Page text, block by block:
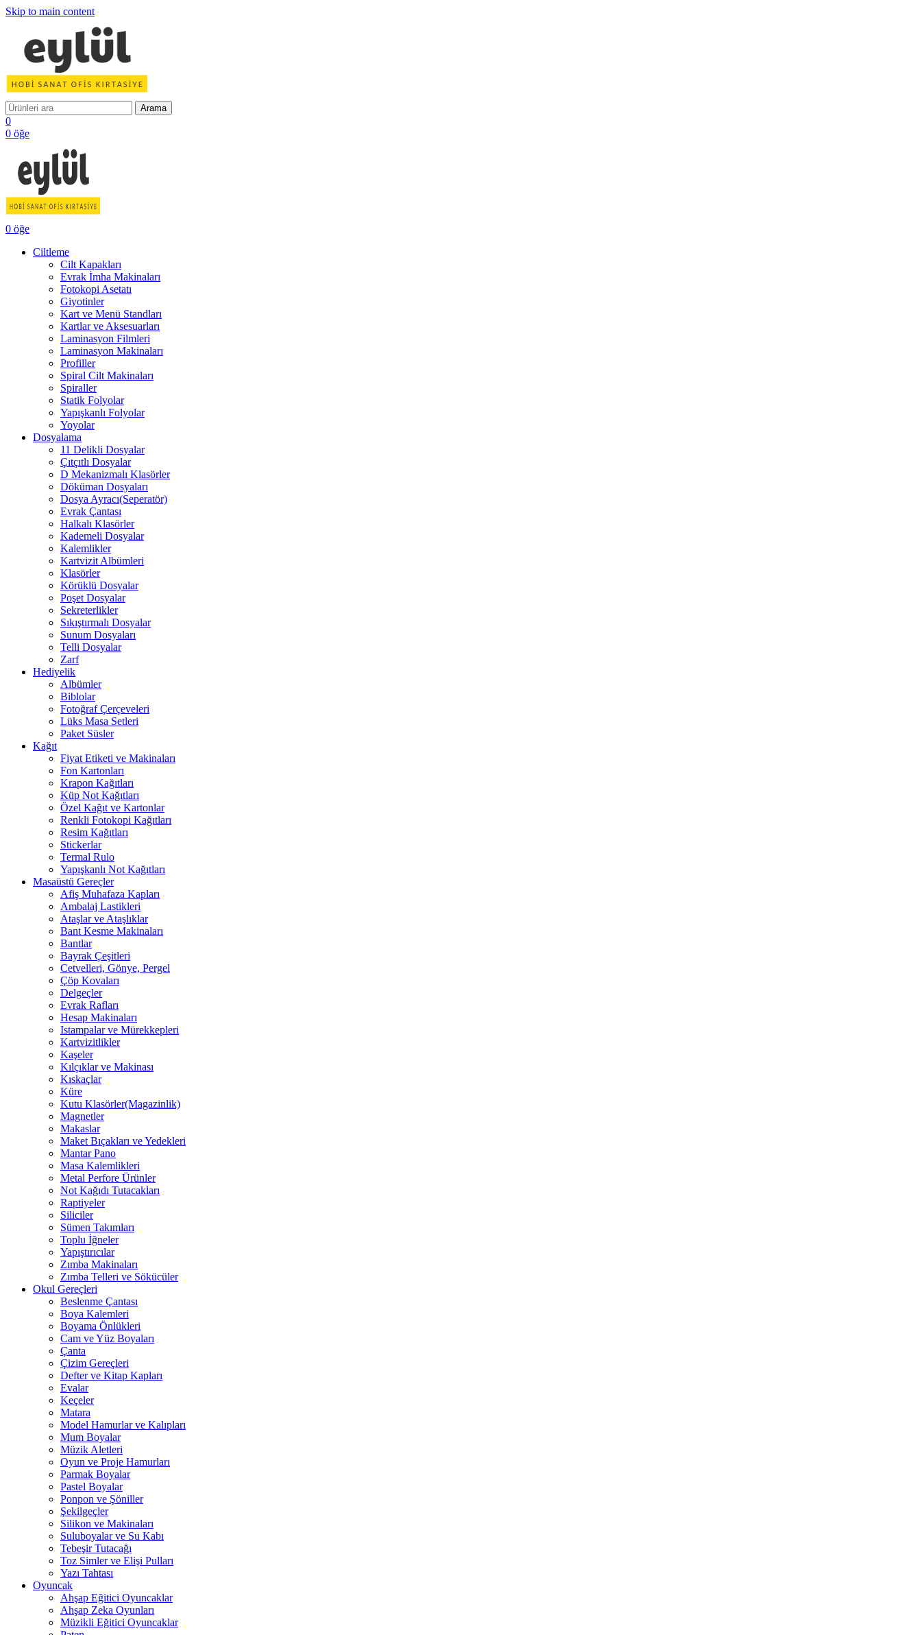
Skip to main content
Arama
0
0 öğe
0 öğe
Ciltleme
Cilt Kapakları
Evrak İmha Makinaları
Fotokopi Asetatı
Giyotinler
Kart ve Menü Standları
Kartlar ve Aksesuarları
Laminasyon Filmleri
Laminasyon Makinaları
Profiller
Spiral Cilt Makinaları
Spiraller
Statik Folyolar
Yapışkanlı Folyolar
Yoyolar
Dosyalama
11 Delikli Dosyalar
Çıtçıtlı Dosyalar
D Mekanizmalı Klasörler
Döküman Dosyaları
Dosya Ayracı(Seperatör)
Evrak Çantası
Halkalı Klasörler
Kademeli Dosyalar
Kalemlikler
Kartvizit Albümleri
Klasörler
Körüklü Dosyalar
Poşet Dosyalar
Sekreterlikler
Sıkıştırmalı Dosyalar
Sunum Dosyaları
Telli Dosyalar
Zarf
Hediyelik
Albümler
Biblolar
Fotoğraf Çerçeveleri
Lüks Masa Setleri
Paket Süsler
Kağıt
Fiyat Etiketi ve Makinaları
Fon Kartonları
Krapon Kağıtları
Küp Not Kağıtları
Özel Kağıt ve Kartonlar
Renkli Fotokopi Kağıtları
Resim Kağıtları
Stickerlar
Termal Rulo
Yapışkanlı Not Kağıtları
Masaüstü Gereçler
Afiş Muhafaza Kapları
Ambalaj Lastikleri
Ataşlar ve Ataşlıklar
Bant Kesme Makinaları
Bantlar
Bayrak Çeşitleri
Cetvelleri, Gönye, Pergel
Çöp Kovaları
Delgeçler
Evrak Rafları
Hesap Makinaları
Istampalar ve Mürekkepleri
Kartvizitlikler
Kaşeler
Kılçıklar ve Makinası
Kıskaçlar
Küre
Kutu Klasörler(Magazinlik)
Magnetler
Makaslar
Maket Bıçakları ve Yedekleri
Mantar Pano
Masa Kalemlikleri
Metal Perfore Ürünler
Not Kağıdı Tutacakları
Raptiyeler
Siliciler
Sümen Takımları
Toplu İğneler
Yapıştırıcılar
Zımba Makinaları
Zımba Telleri ve Sökücüler
Okul Gereçleri
Beslenme Çantası
Boya Kalemleri
Boyama Önlükleri
Cam ve Yüz Boyaları
Çanta
Çizim Gereçleri
Defter ve Kitap Kapları
Evalar
Keçeler
Matara
Model Hamurlar ve Kalıpları
Mum Boyalar
Müzik Aletleri
Oyun ve Proje Hamurları
Parmak Boyalar
Pastel Boyalar
Ponpon ve Şöniller
Şekilgeçler
Silikon ve Makinaları
Suluboyalar ve Su Kabı
Tebeşir Tutacağı
Toz Simler ve Elişi Pulları
Yazı Tahtası
Oyuncak
Ahşap Eğitici Oyuncaklar
Ahşap Zeka Oyunları
Müzikli Eğitici Oyuncaklar